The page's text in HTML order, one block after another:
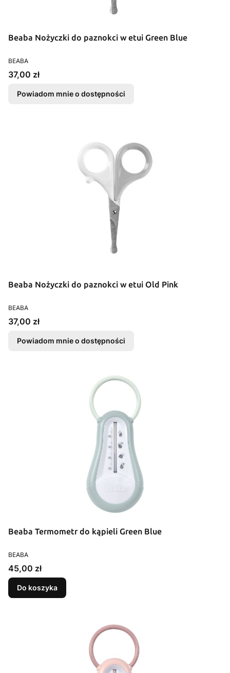
Beaba Nożyczki do paznokci w etui Green Blue
PRODUCENT
BEABA
Cena
37,00 zł
Powiadom mnie o dostępności
Beaba Nożyczki do paznokci w etui Old Pink
PRODUCENT
BEABA
Cena
37,00 zł
Powiadom mnie o dostępności
Beaba Termometr do kąpieli Green Blue
PRODUCENT
BEABA
Cena
45,00 zł
Do koszyka